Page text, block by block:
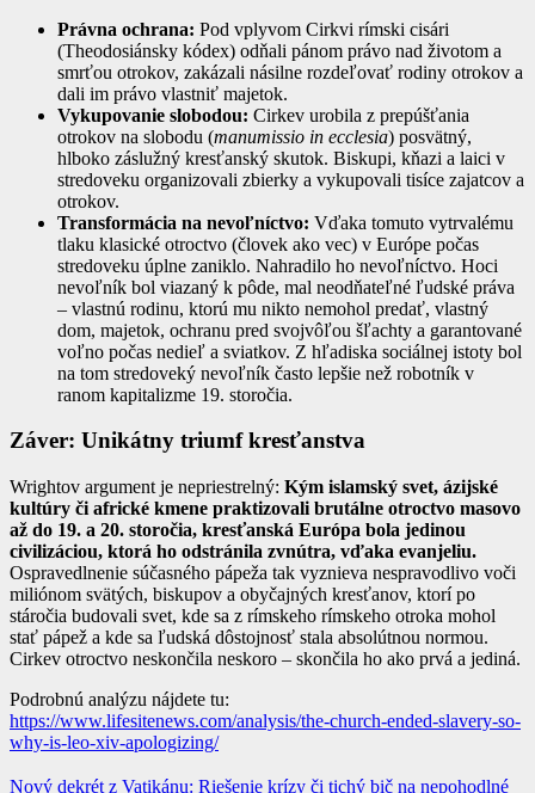
Právna ochrana: Pod vplyvom Cirkvi rímski cisári
(Theodosiánsky kódex) odňali pánom právo nad životom a
smrťou otrokov, zakázali násilne rozdeľovať rodiny otrokov a
dali im právo vlastniť majetok.
Vykupovanie slobodou: Cirkev urobila z prepúšťania
otrokov na slobodu (manumissio in ecclesia) posvätný,
hlboko záslužný kresťanský skutok. Biskupi, kňazi a laici v
stredoveku organizovali zbierky a vykupovali tisíce zajatcov a
otrokov.
Transformácia na nevoľníctvo: Vďaka tomuto vytrvalému
tlaku klasické otroctvo (človek ako vec) v Európe počas
stredoveku úplne zaniklo. Nahradilo ho nevoľníctvo. Hoci
nevoľník bol viazaný k pôde, mal neodňateľné ľudské práva
– vlastnú rodinu, ktorú mu nikto nemohol predať, vlastný
dom, majetok, ochranu pred svojvôľou šľachty a garantované
voľno počas nedieľ a sviatkov. Z hľadiska sociálnej istoty bol
na tom stredoveký nevoľník často lepšie než robotník v
ranom kapitalizme 19. storočia.
Záver: Unikátny triumf kresťanstva
Wrightov argument je nepriestrelný: Kým islamský svet, ázijské
kultúry či africké kmene praktizovali brutálne otroctvo masovo
až do 19. a 20. storočia, kresťanská Európa bola jedinou
civilizáciou, ktorá ho odstránila zvnútra, vďaka evanjeliu.
Ospravedlnenie súčasného pápeža tak vyznieva nespravodlivo voči
miliónom svätých, biskupov a obyčajných kresťanov, ktorí po
stáročia budovali svet, kde sa z rímskeho rímskeho otroka mohol
stať pápež a kde sa ľudská dôstojnosť stala absolútnou normou.
Cirkev otroctvo neskončila neskoro – skončila ho ako prvá a jediná.
Podrobnú analýzu nájdete tu:
https://www.lifesitenews.com/analysis/the-church-ended-slavery-so-
why-is-leo-xiv-apologizing/
Nový dekrét z Vatikánu: Riešenie krízy či tichý bič na nepohodlné